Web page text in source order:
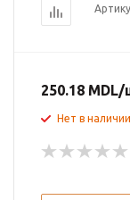
250.18 MDL/
Нет в наличии